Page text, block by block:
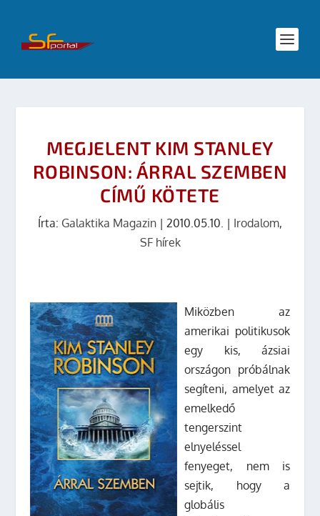
MEGJELENT KIM STANLEY
ROBINSON: ÁRRAL SZEMBEN
CÍMŰ KÖTETE
Írta: Galaktika Magazin | 2010.05.10. | Irodalom,
SF hírek
Miközben az
amerikai politikusok
egy kis, ázsiai
országon próbálnak
segíteni, amelyet az
emelkedő
tengerszint
elnyeléssel
fenyeget, nem is
sejtik, hogy a
globális